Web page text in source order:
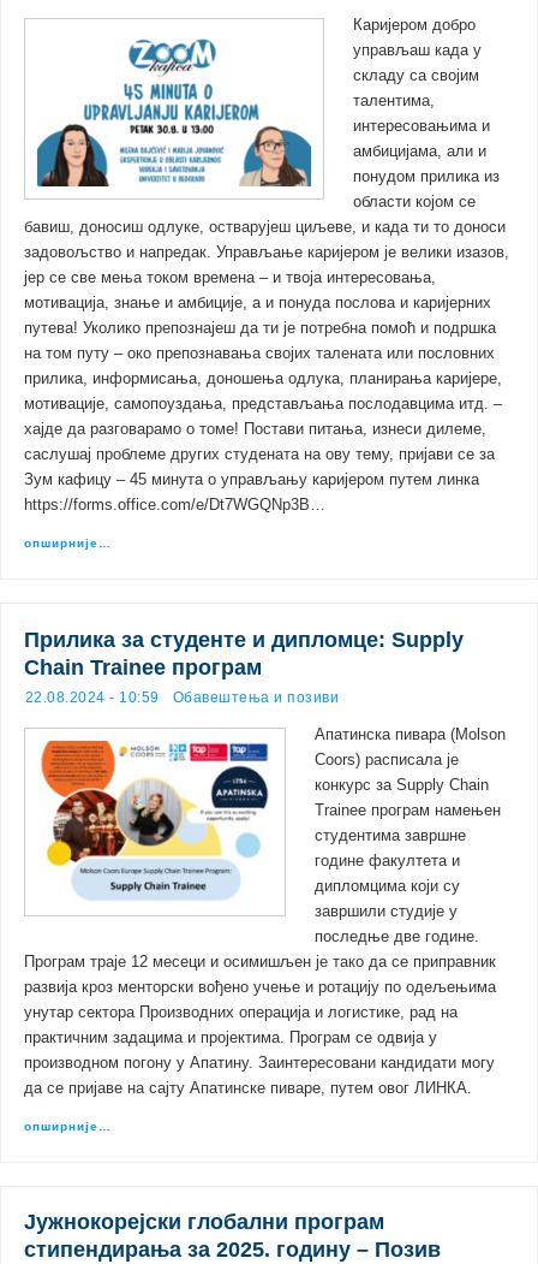
Каријером добро
управљаш када у
складу са својим
талентима,
интересовањима и
амбицијама, али и
понудом прилика из
области којом се
бавиш, доносиш одлуке, остварујеш циљеве, и када ти то доноси
задовољство и напредак. Управљање каријером је велики изазов,
јер се све мења током времена – и твоја интересовања,
мотивација, знање и амбиције, а и понуда послова и каријерних
путева! Уколико препознајеш да ти је потребна помоћ и подршка
на том путу – око препознавања својих талената или пословних
прилика, информисања, доношења одлука, планирања каријере,
мотивације, самопоуздања, представљања послодавцима итд. –
хајде да разговарамо о томе! Постави питања, изнеси дилеме,
саслушај проблеме других студената на ову тему, пријави се за
Зум кафицу – 45 минута о управљању каријером путем линка
https://forms.office.com/e/Dt7WGQNp3B…
опширније…
Прилика за студенте и дипломце: Supply
Chain Trainee програм
22.08.2024 - 10:59 Обавештења и позиви
Апатинска пивара (Molson
Coors) расписала је
конкурс за Supply Chain
Trainee програм намењен
студентима завршне
године факултета и
дипломцима који су
завршили студије у
последње две године.
Програм траје 12 месеци и осимишљен је тако да се приправник
развија кроз менторски вођено учење и ротацију по одељењима
унутар сектора Производних операција и логистике, рад на
практичним задацима и пројектима. Програм се одвија у
производном погону у Апатину. Заинтересовани кандидати могу
да се пријаве на сајту Апатинске пиваре, путем овог ЛИНКА.
опширније…
Јужнокорејски глобални програм
стипендирања за 2025. годину – Позив